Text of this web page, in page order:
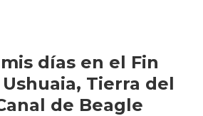
días en el Fin
Tierra del
de Beagle